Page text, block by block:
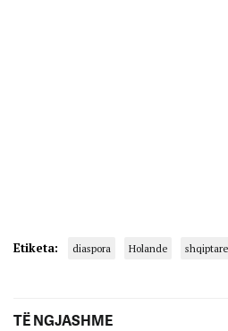
Etiketa: diaspora Holande
TË NGJASHME